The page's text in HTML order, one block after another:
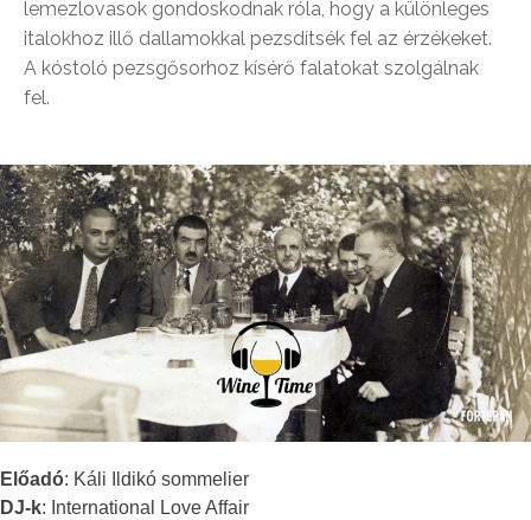
lemezlovasok gondoskodnak róla, hogy a különleges
italokhoz illő dallamokkal pezsdítsék fel az érzékeket.
A kóstoló pezsgősorhoz kísérő falatokat szolgálnak
fel.
Előadó: Káli Ildikó sommelier
DJ-k: International Love Affair